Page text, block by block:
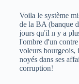
Voila le système
de la BA (banque
jours qu'il n y a
l'ombre d'un
voleurs bourgeois,
noyés dans ses
corruption!